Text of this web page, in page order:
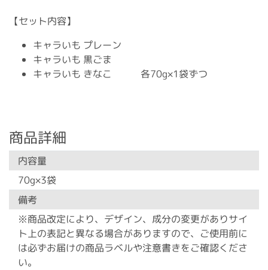
【セット内容】
キャラいも プレーン
キャラいも 黒ごま
キャラいも きなこ 各70g×1袋ずつ
商品詳細
内容量
70g×3袋
備考
※商品改定により、デザイン、成分の変更がありサイ
ト上の表記と異なる場合がありますので、ご使用前に
は必ずお届けの商品ラベルや注意書きをご確認くださ
い。